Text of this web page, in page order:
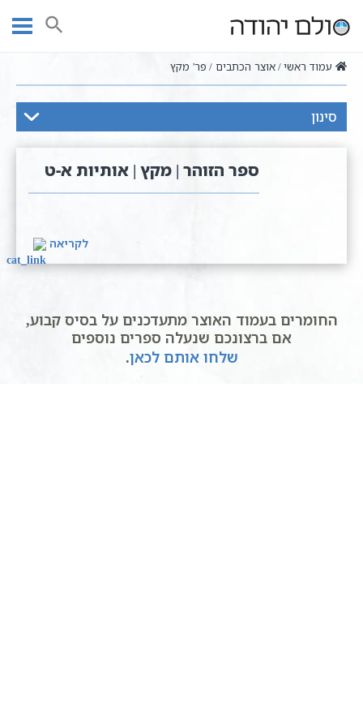
חיפוש
עמוד ראשי אוצר הכתבים פר' מקץ
ספר הזוהר | מקץ | אותיות א-ט
לקריאה
החומרים בעמוד האוצר מתעדכנים על בסיס קבוע,
אם ברצונכם שנעלה ספרים נוספים
שלחו אותם לכאן.
סינון